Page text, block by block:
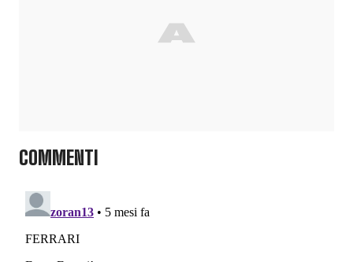
COMMENTI